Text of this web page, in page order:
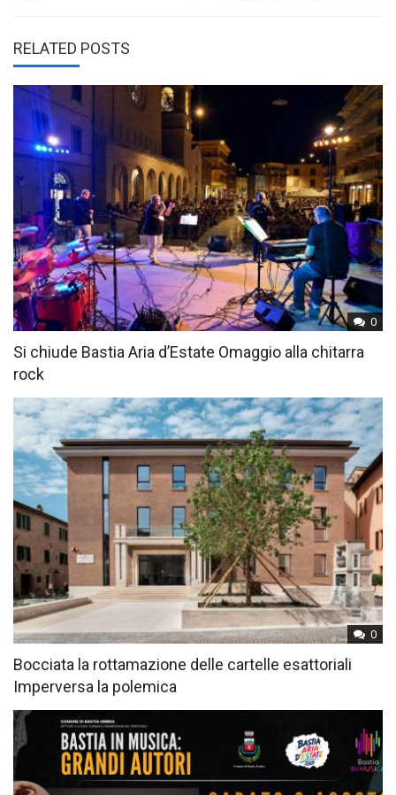
RELATED POSTS
0
Si chiude Bastia Aria d’Estate Omaggio alla chitarra
rock
0
Bocciata la rottamazione delle cartelle esattoriali
Imperversa la polemica